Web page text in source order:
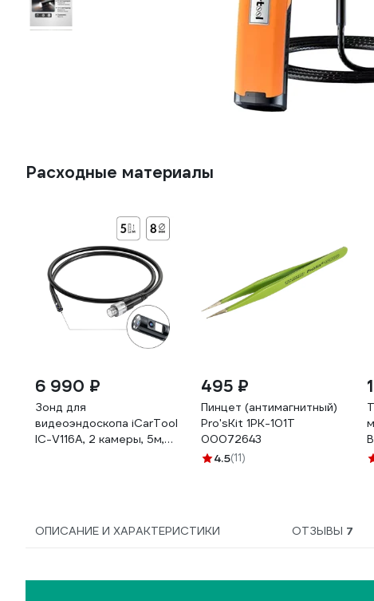
Расходные материалы
6 990 ₽
Зонд для
видеоэндоскопа iCarTool
IC-V116A, 2 камеры, 5м,
495 ₽
Пинцет (антимагнитный)
Pro'sKit 1PK-101T
00072643
4.5(11)
ОПИСАНИЕ И ХАРАКТЕРИСТИКИ ОТЗЫВЫ 7